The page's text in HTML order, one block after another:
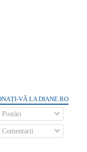
VĂ LA DIANE.RO
Postări
Comentarii